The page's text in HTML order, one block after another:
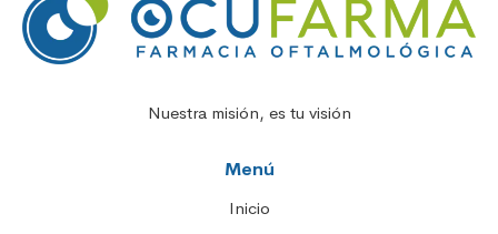
Nuestra misión, es tu visión
Menú
Inicio